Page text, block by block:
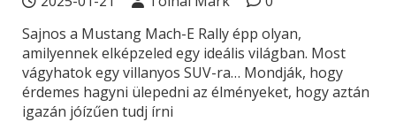
Sajnos a Mustang Mach-E Rally épp olyan,
amilyennek elképzeled egy ideális világban. Most
vágyhatok egy villanyos SUV-ra… Mondják, hogy
érdemes hagyni ülepedni az élményeket, hogy aztán
igazán jóízűen tudj írni